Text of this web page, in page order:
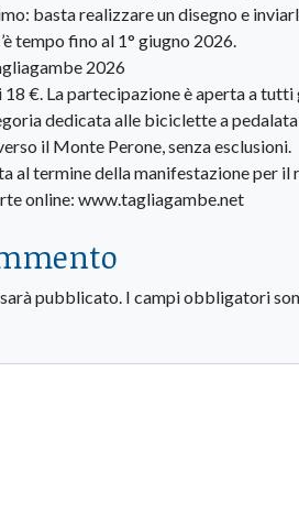
basta realizzare un disegno e
tempo fino al 1° giugno 2026.
2026
18 €. La partecipazione è aperta a
dedicata alle biciclette a
il Monte Perone, senza esclusioni.
al termine della manifestazione per il
online: www.tagliagambe.net
pubblicato. I campi obbligatori